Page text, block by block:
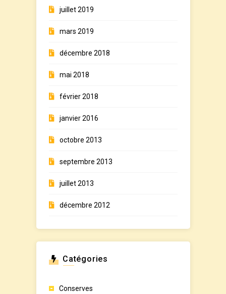
juillet 2019
mars 2019
décembre 2018
mai 2018
février 2018
janvier 2016
octobre 2013
septembre 2013
juillet 2013
décembre 2012
Catégories
Conserves